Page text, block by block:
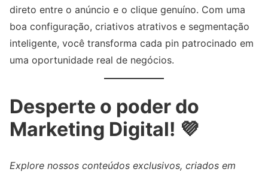
direto entre o anúncio e o clique genuíno. Com uma
boa configuração, criativos atrativos e segmentação
inteligente, você transforma cada pin patrocinado em
uma oportunidade real de negócios.
Desperte o poder do
Marketing Digital! 💜
Explore nossos conteúdos exclusivos, criados em